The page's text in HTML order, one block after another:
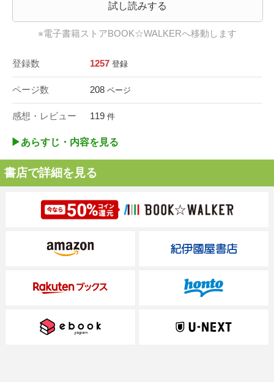
試し読みする
※電子書籍ストアBOOK☆WALKERへ移動します
登録数 1257 登録
ページ数 208 ページ
感想・レビュー 119 件
▶︎あらすじ・内容を見る
書店で詳細を見る